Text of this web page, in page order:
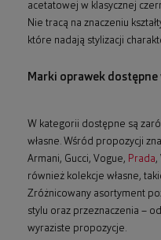
acetatowej w klasycznej
Nie tracą na znaczeniu
które nadają stylizacji
Marki oprawek dostępne
W kategorii dostępne są
własne. Wśród propozycji
Armani, Gucci, Vogue, Prada,
również kolekcje własne,
Zróżnicowany asortyment
stylu oraz przeznaczenia –
wyraziste propozycje.